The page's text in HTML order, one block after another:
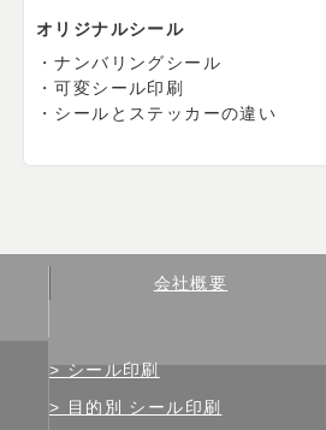
オリジナルシール
ナンバリングシール
可変シール印刷
シールとステッカーの違い
会社概要
シール印刷
目的別 シール印刷